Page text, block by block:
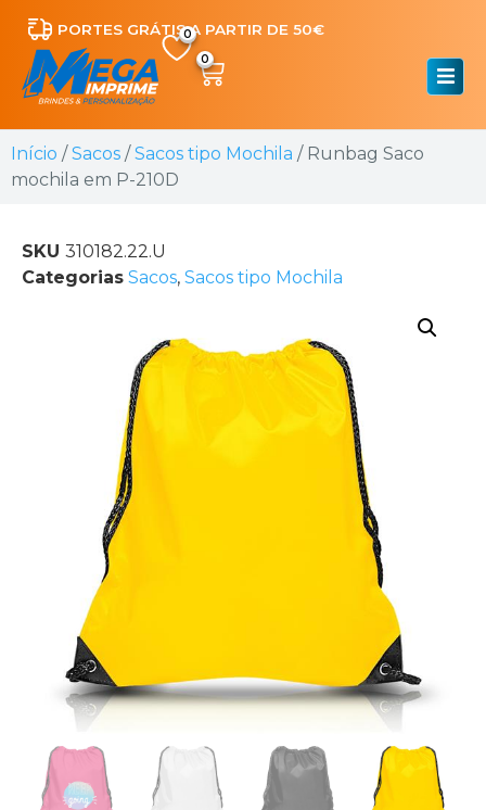
PORTES GRÁTIS A PARTIR DE 50€
0
Início /Sacos /Sacos tipo Mochila / Runbag Saco
mochila em P-210D
SKU 310182.22.U
Categorias Sacos, Sacos tipo Mochila